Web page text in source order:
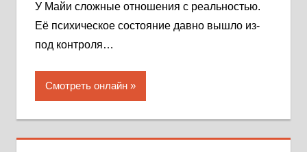
У Майи сложные отношения с реальностью.
Её психическое состояние давно вышло из-
под контроля…
Смотреть онлайн